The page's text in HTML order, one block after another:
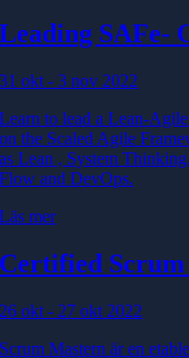
Leading SAFe-
31 okt - 3 nov 2022
Learn to lead a Lean-
on the Scaled Agile
as Lean , System
Flow and DevOps.
Läs mer
Certified
26 okt - 27 okt 2022
Scrum Mastern är en